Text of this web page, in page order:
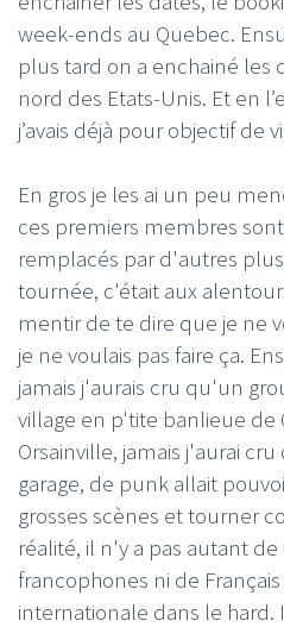
week-ends au Quebec.
plus tard on a enchainé les
nord des Etats-Unis. Et en
j’avais déjà pour objectif de
En gros je les ai un peu
ces premiers membres
remplacés par d'autres
tournée, c'était aux
mentir de te dire que je ne
je ne voulais pas faire ça.
jamais j'aurais cru qu'un
village en p'tite banlieue
Orsainville, jamais j'aurai
garage, de punk allait
grosses scènes et tourner
réalité, il n'y a pas autant de
francophones ni de
internationale dans le hard.